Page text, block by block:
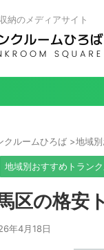
納のメディアサイト
クルームひろば >地域
地域別おすすめトラン
区の格安
年4月18日